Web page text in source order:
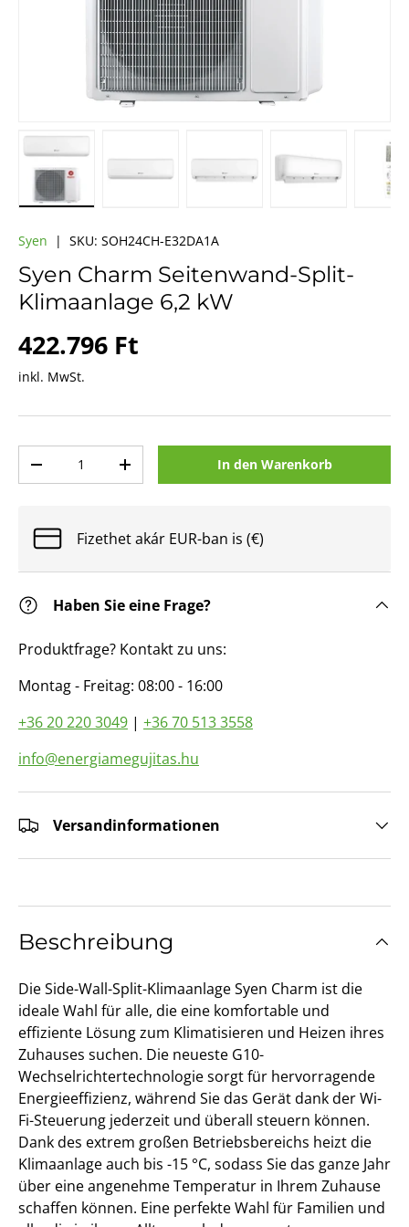
Syen | SKU: SOH24CH-E32DA1A
Syen Charm Seitenwand-Split-
Klimaanlage 6,2 kW
Normaler Preis
422.796 Ft
inkl. MwSt.
Menge verringernMenge erhöhenIn den Warenkorb
Fizethet akár EUR-ban is (€)
Haben Sie eine Frage?
Produktfrage? Kontakt zu uns:
Montag - Freitag: 08:00 - 16:00
+36 20 220 3049 | +36 70 513 3558
info@energiamegujitas.hu
Versandinformationen
Beschreibung
Die Side-Wall-Split-Klimaanlage Syen Charm ist die
ideale Wahl für alle, die eine komfortable und
effiziente Lösung zum Klimatisieren und Heizen ihres
Zuhauses suchen. Die neueste G10-
Wechselrichtertechnologie sorgt für hervorragende
Energieeffizienz, während Sie das Gerät dank der Wi-
Fi-Steuerung jederzeit und überall steuern können.
Dank des extrem großen Betriebsbereichs heizt die
Klimaanlage auch bis -15 °C, sodass Sie das ganze Jahr
über eine angenehme Temperatur in Ihrem Zuhause
schaffen können. Eine perfekte Wahl für Familien und